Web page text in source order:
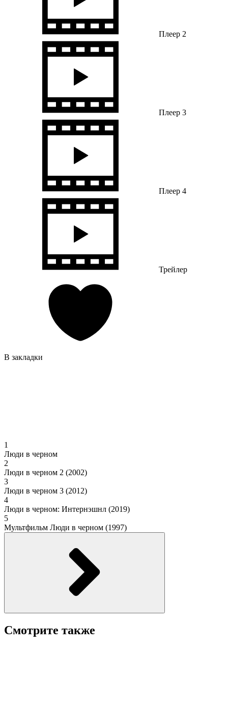
Плеер 2
Плеер 3
Плеер 4
Трейлер
В закладки
1
Люди в черном
2
Люди в черном 2 (2002)
3
Люди в черном 3 (2012)
4
Люди в черном: Интернэшнл (2019)
5
Мультфильм Люди в черном (1997)
Смотрите также